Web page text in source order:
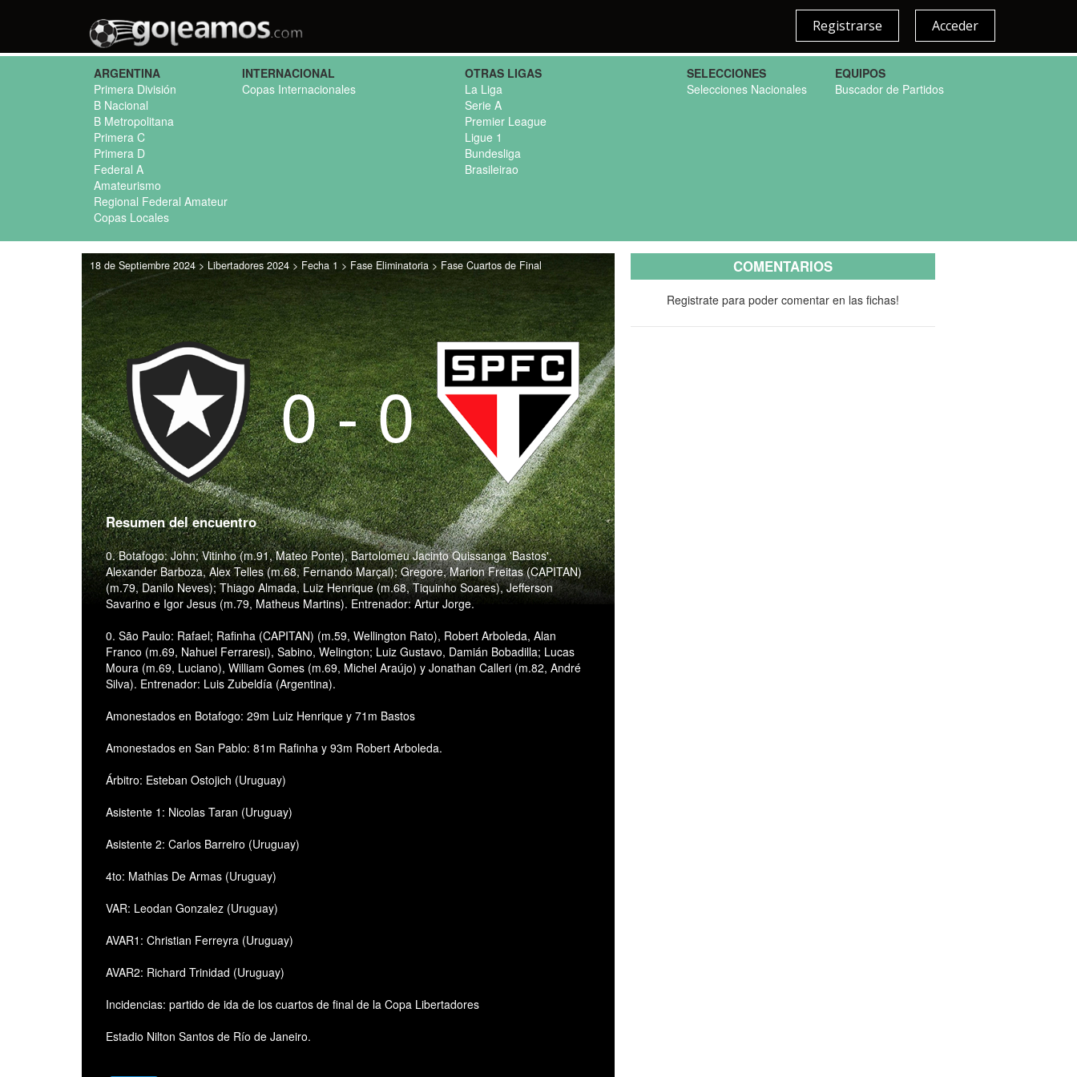
Acceder
Registrarse
ARGENTINA
Primera División
B Nacional
B Metropolitana
Primera C
Primera D
Federal A
Amateurismo
Regional Federal Amateur
Copas Locales
INTERNACIONAL
Copas Internacionales
OTRAS LIGAS
La Liga
Serie A
Premier League
Ligue 1
Bundesliga
Brasileirao
SELECCIONES
Selecciones Nacionales
EQUIPOS
Buscador de Partidos
18 de Septiembre 2024 > Libertadores 2024 > Fecha 1 > Fase Eliminatoria > Fase Cuartos de Final
0 - 0
Resumen del encuentro
0. Botafogo: John; Vitinho (m.91, Mateo Ponte), Bartolomeu Jacinto Quissanga 'Bastos',
Alexander Barboza, Alex Telles (m.68, Fernando Marçal); Gregore, Marlon Freitas (CAPITAN)
(m.79, Danilo Neves); Thiago Almada, Luiz Henrique (m.68, Tiquinho Soares), Jefferson
Savarino e Igor Jesus (m.79, Matheus Martins). Entrenador: Artur Jorge.
0. São Paulo: Rafael; Rafinha (CAPITAN) (m.59, Wellington Rato), Robert Arboleda, Alan
Franco (m.69, Nahuel Ferraresi), Sabino, Welington; Luiz Gustavo, Damián Bobadilla; Lucas
Moura (m.69, Luciano), William Gomes (m.69, Michel Araújo) y Jonathan Calleri (m.82, André
Silva). Entrenador: Luis Zubeldía (Argentina).
Amonestados en Botafogo: 29m Luiz Henrique y 71m Bastos
Amonestados en San Pablo: 81m Rafinha y 93m Robert Arboleda.
Árbitro: Esteban Ostojich (Uruguay)
Asistente 1: Nicolas Taran (Uruguay)
Asistente 2: Carlos Barreiro (Uruguay)
4to: Mathias De Armas (Uruguay)
VAR: Leodan Gonzalez (Uruguay)
AVAR1: Christian Ferreyra (Uruguay)
AVAR2: Richard Trinidad (Uruguay)
Incidencias: partido de ida de los cuartos de final de la Copa Libertadores
Estadio Nilton Santos de Río de Janeiro.
COMENTARIOS
Registrate para poder comentar en las fichas!